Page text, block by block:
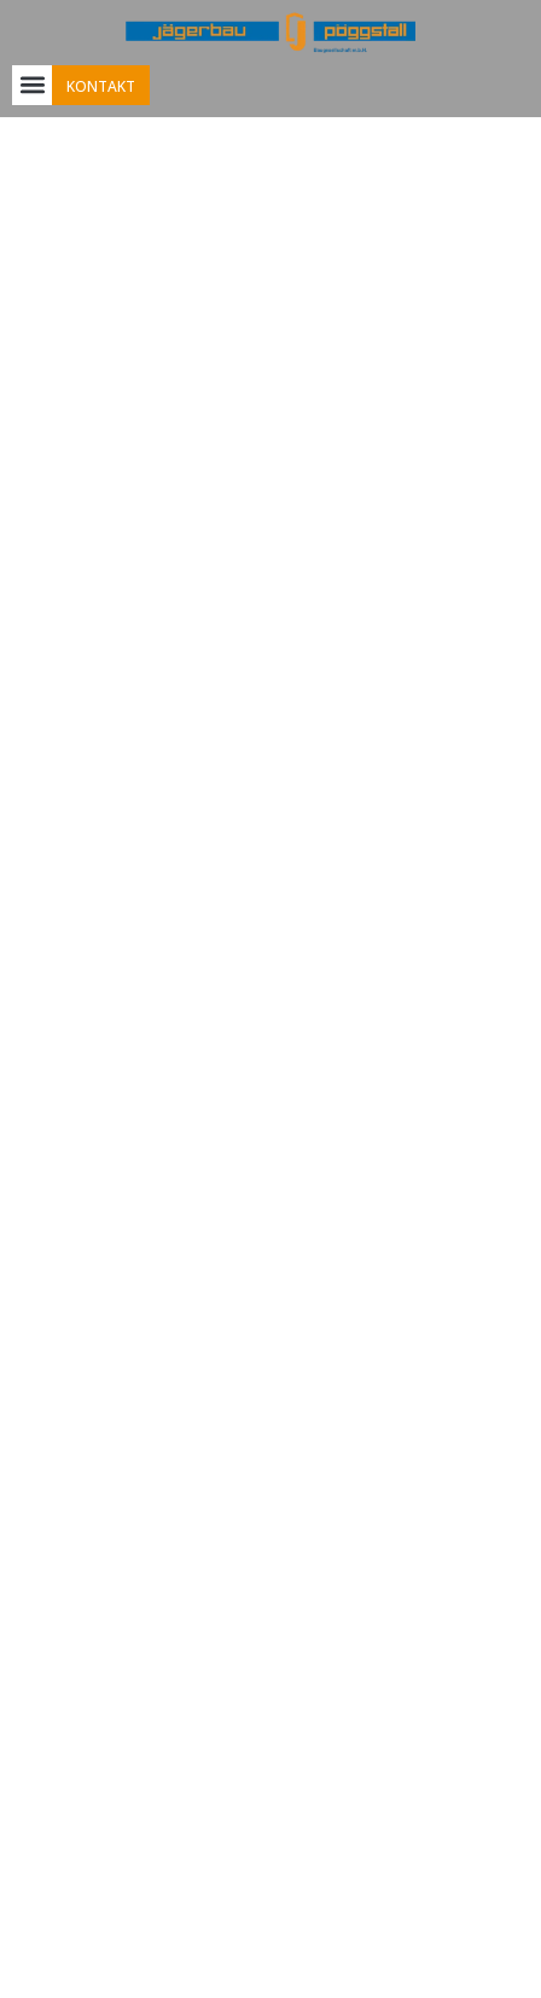
KONTAKT